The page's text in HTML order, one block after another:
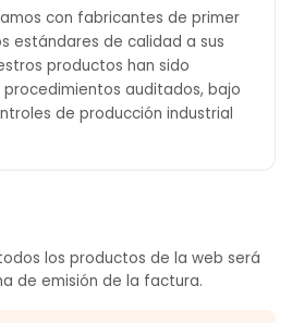
con fabricantes de primer
estándares de calidad a sus
productos han sido
auditados, bajo
de producción industrial
los productos de la web será
de emisión de la factura.